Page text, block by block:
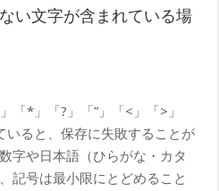
い文字が含まれている場
「*」「?」「”」「<」「>」
いると、保存に失敗することが
字や日本語（ひらがな・カタ
記号は最小限にとどめること